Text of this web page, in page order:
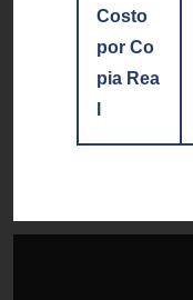
Costo
por Co
pia Rea